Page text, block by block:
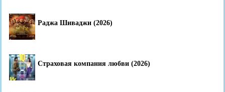
Раджа Шиваджи (2026)
Страховая компания любви (2026)